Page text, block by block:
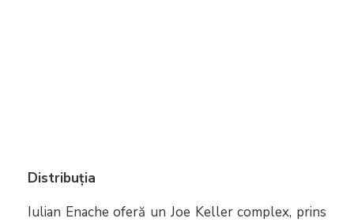
Distribuția
Iulian Enache oferă un Joe Keller complex, prins